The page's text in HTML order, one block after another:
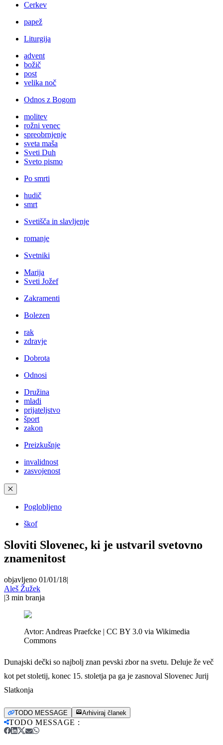
Cerkev
papež
Liturgija
advent
božič
post
velika noč
Odnos z Bogom
molitev
rožni venec
spreobrnjenje
sveta maša
Sveti Duh
Sveto pismo
Po smrti
hudič
smrt
Svetišča in slavljenje
romanje
Svetniki
Marija
Sveti Jožef
Zakramenti
Bolezen
rak
zdravje
Dobrota
Odnosi
Družina
mladi
prijateljstvo
šport
zakon
Preizkušnje
invalidnost
zasvojenost
✕
Poglobljeno
škof
Sloviti Slovenec, ki je ustvaril svetovno
znamenitost
objavljeno 01/01/18|
Aleš Žužek
|3 min branja
Avtor: Andreas Praefcke | CC BY 3.0 via Wikimedia
Commons
Dunajski dečki so najbolj znan pevski zbor na svetu. Deluje že več
kot pet stoletij, konec 15. stoletja pa ga je zasnoval Slovenec Jurij
Slatkonja
TODO MESSAGE Arhiviraj članek
TODO MESSAGE :